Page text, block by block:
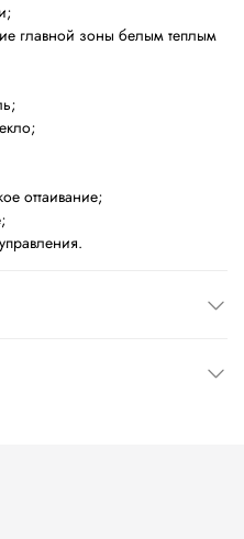
главной зоны белым теплым
оттаивание;